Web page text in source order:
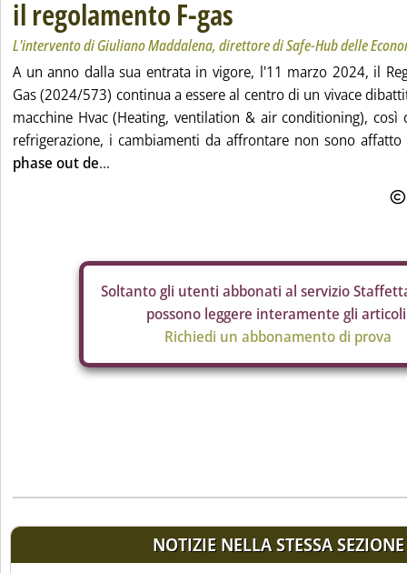
il regolamento F-gas
L'intervento di Giuliano Maddalena, direttore di Safe-Hub delle
A un anno dalla sua entrata in vigore, l'11 marzo 2024, il
Gas (2024/573) continua a essere al centro di un vivace
macchine Hvac (Heating, ventilation & air conditioning),
refrigerazione, i cambiamenti da affrontare non sono
phase out de...
Soltanto gli utenti abbonati al servizio
possono leggere interamente gli
Richiedi un abbonamento di prova
NOTIZIE NELLA STESSA SEZIONE